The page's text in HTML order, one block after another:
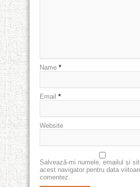
Name *
Email *
Website
Salvează-mi numele, emailul și
acest navigator pentru data
comentez.